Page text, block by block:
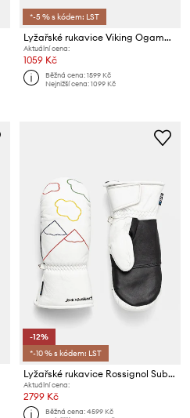
*-5 % s kódem: LST
Lyžařské rukavice Viking Ogama Ski
Aktuální cena:
1059 Kč
Běžná cena:1599 Kč
Nejnižší cena:1099 Kč
-12%
*-10 % s kódem: LST
Lyžařské rukavice Rossignol Sublime Leather x JCC
Aktuální cena:
2799 Kč
Běžná cena:4599 Kč